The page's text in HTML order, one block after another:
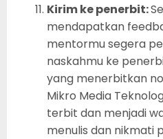
Kirim ke penerbit:
mendapatkan
mentormu segera
naskahmu ke
yang menerbitkan
Mikro Media
terbit dan menjadi
menulis dan nikmati